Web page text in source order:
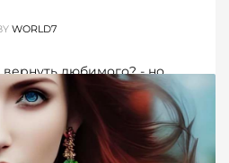
WORLD7
любимого? - но
не так-то просто…
бросили, а тем более
казалось бы,